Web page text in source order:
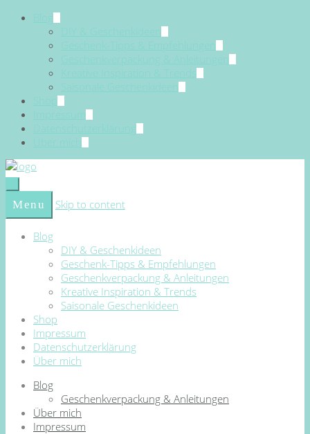
Blog
DIY & Geschenkideen
Geschenk-Tipps & Empfehlungen
Geschenkverpackung & Anleitungen
Kreative Inspiration & Trends
Saisonale Geschenkideen
Shop
Impressum
Datenschutzerklärung
Über mich
Menu Skip to content
Blog
DIY & Geschenkideen
Geschenk-Tipps & Empfehlungen
Geschenkverpackung & Anleitungen
Kreative Inspiration & Trends
Saisonale Geschenkideen
Shop
Impressum
Datenschutzerklärung
Über mich
Blog
Geschenkverpackung & Anleitungen
Über mich
Impressum